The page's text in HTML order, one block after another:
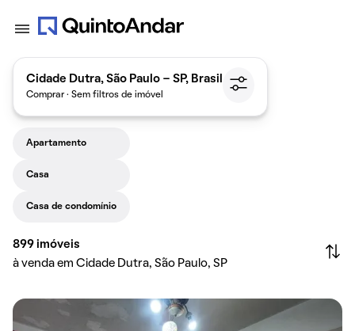
Cidade Dutra, São Paulo - SP, Brasil
Comprar · Sem filtros de imóvel
Apartamento
Casa
Casa de condomínio
899 imóveis
à venda em Cidade Dutra, São Paulo, SP